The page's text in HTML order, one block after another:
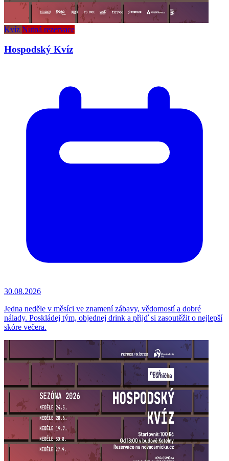
Kvíz Nutná rezervace
Hospodský Kvíz
30.08.2026
Jedna neděle v měsíci ve znamení zábavy, vědomostí a dobré
nálady. Poskládej tým, objednej drink a přijď si zasoutěžit o nejlepší
skóre večera.